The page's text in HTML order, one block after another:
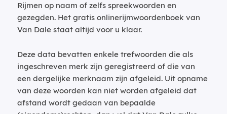
Rijmen op naam of zelfs spreekwoorden en
gezegden. Het gratis onlinerijmwoordenboek van
Van Dale staat altijd voor u klaar.
Deze data bevatten enkele trefwoorden die als
ingeschreven merk zijn geregistreerd of die van
een dergelijke merknaam zijn afgeleid. Uit opname
van deze woorden kan niet worden afgeleid dat
afstand wordt gedaan van bepaalde